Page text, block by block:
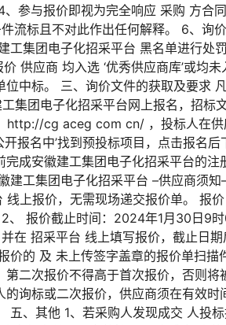
参与报价即视为完全响应 采购 方合
流标且不对此作出任何解释。 6、询
工集团电子化招采平台 黑名单进行处
供应商 均入选 ‘优秀供应商库’或均
位中标。 三、询价文件的获取及要求
集团电子化招采平台网上报名，招
http://cg aceg com cn/ ，投标人在
开报名中’找到预投标项目，点击报
成安徽建工集团电子化招采平台的注
建工集团电子化招采平台 –供应商须
线上报价，无需现场递交报价单。 报
、 报价截止时间：2024年1月30日9
在 招采平台 线上填写报价，截止日
价的 及 未上传签字盖章的报价单扫
第二次报价不得高于首次报价，否则
的询标或二次报价，供应商须在有效
五、其他 1、若采购人发现成交 人投